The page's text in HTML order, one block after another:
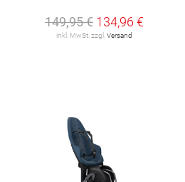
149,95 € 134,96 €
inkl. MwSt. zzgl. Versand